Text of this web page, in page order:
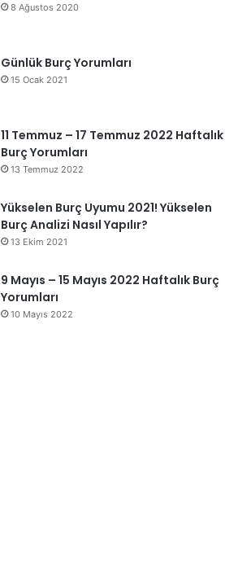
8 Ağustos 2020
Günlük Burç Yorumları
15 Ocak 2021
11 Temmuz – 17 Temmuz 2022 Haftalık
Burç Yorumları
13 Temmuz 2022
Yükselen Burç Uyumu 2021! Yükselen
Burç Analizi Nasıl Yapılır?
13 Ekim 2021
9 Mayıs – 15 Mayıs 2022 Haftalık Burç
Yorumları
10 Mayıs 2022